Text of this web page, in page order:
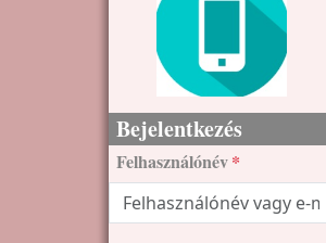
Bejelentkezés
Felhasználónév